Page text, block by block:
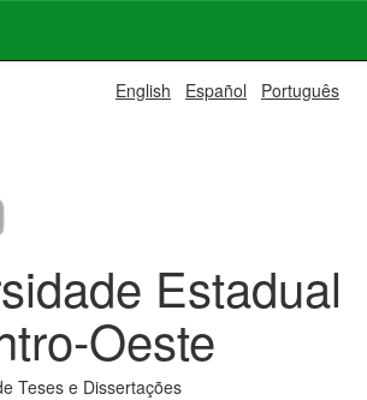
English Español Português
Estadual
Oeste
Teses e Dissertações